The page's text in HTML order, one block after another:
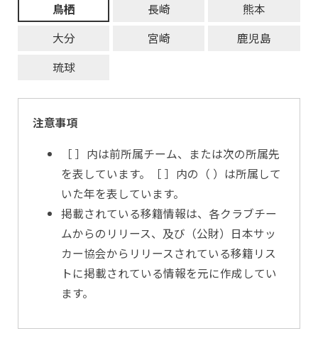
鳥栖
長崎
熊本
大分
宮崎
鹿児島
琉球
注意事項
［ ］内は前所属チーム、または次の所属先
を表しています。［ ］内の（ ）は所属して
いた年を表しています。
掲載されている移籍情報は、各クラブチー
ムからのリリース、及び（公財）日本サッ
カー協会からリリースされている移籍リス
トに掲載されている情報を元に作成してい
ます。